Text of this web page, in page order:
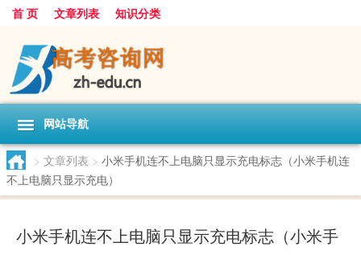
首 页 文章列表 知识分类
网站导航
> 文章列表 > 小米手机连不上电脑只显示充电标志（小米手机连
不上电脑只显示充电）
小米手机连不上电脑只显示充电标志（小米手